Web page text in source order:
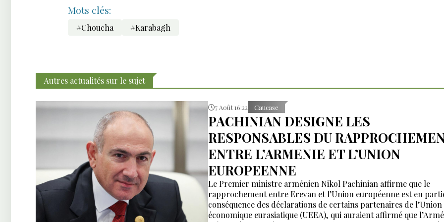
Mots clés:
#Choucha #Karabagh
Autres actualités sur le sujet
7 Août 16:22 Caucase
PACHINIAN DESIGNE LES
RESPONSABLES DU
ENTRE L’ARMENIE ET L’UNION
EUROPEENNE
Le Premier ministre arménien Nikol Pachinian affirme que le
rapprochement entre Erevan et l’Union européenne est en
conséquence des déclarations de certains partenaires de l’Union
économique eurasiatique (UEEA), qui auraient affirmé que